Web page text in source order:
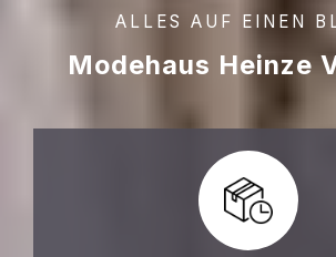
ALLES AUF EINEN
Modehaus Heinze